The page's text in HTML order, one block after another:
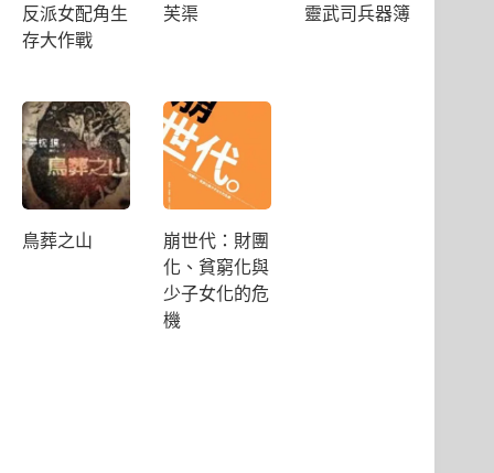
反派女配角生
存大作戰
芙渠 靈武司兵器簿
鳥葬之山
崩世代：財團
化、貧窮化與
少子女化的危
機